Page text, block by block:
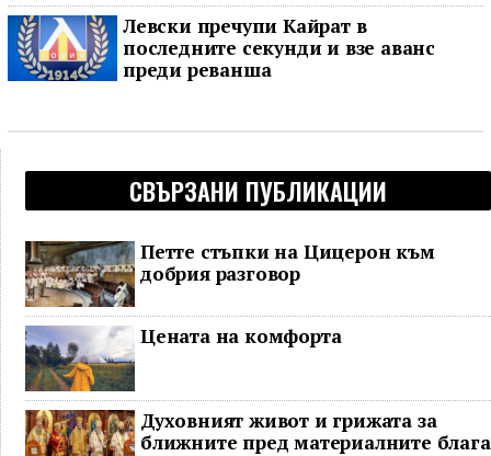
Левски пречупи Кайрат в
последните секунди и взе аванс
преди реванша
СВЪРЗАНИ ПУБЛИКАЦИИ
Петте стъпки на Цицерон към
добрия разговор
Цената на комфорта
Духовният живот и грижата за
ближните пред материалните блага